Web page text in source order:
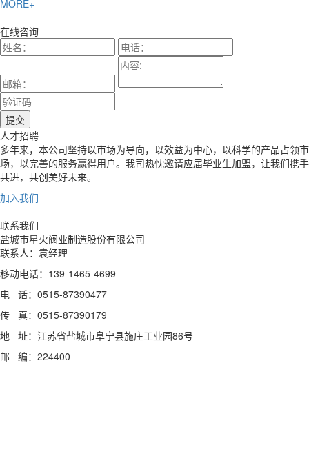
MORE+
在线咨询
人才招聘
多年来，本公司坚持以市场为导向，以效益为中心，以科学的产品占领市
场，以完善的服务赢得用户。我司热忱邀请应届毕业生加盟，让我们携手
共进，共创美好未来。
加入我们
联系我们
盐城市星火阀业制造股份有限公司
联系人：袁经理
移动电话：139-1465-4699
电 话：0515-87390477
传 真：0515-87390179
地 址：江苏省盐城市阜宁县施庄工业园86号
邮 编：224400